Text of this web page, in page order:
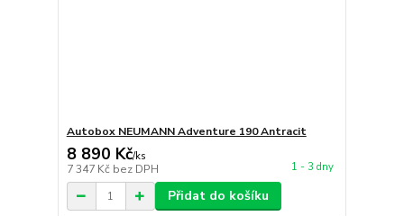
Autobox NEUMANN Adventure 190 Antracit
8 890 Kč/ks
7 347 Kč bez DPH 1 - 3 dny
Přidat do košíku